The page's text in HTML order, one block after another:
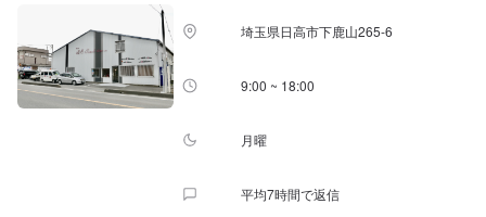
埼玉県日高市下鹿山265-6
9:00 ~ 18:00
月曜
平均7時間で返信